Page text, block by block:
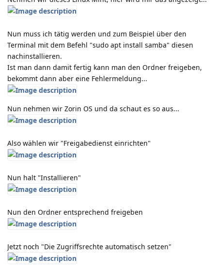
Nun muss ich tätig werden und zum Beispiel über den
Terminal mit dem Befehl "sudo apt install samba" diesen
nachinstallieren.
Ist man dann damit fertig kann man den Ordner freigeben,
bekommt dann aber eine Fehlermeldung...
Nun nehmen wir Zorin OS und da schaut es so aus...
Also wählen wir "Freigabedienst einrichten"
Nun halt "Installieren"
Nun den Ordner entsprechend freigeben
Jetzt noch "Die Zugriffsrechte automatisch setzen"